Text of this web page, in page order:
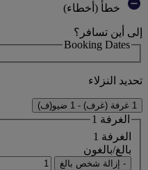
خطأ (أخطاء)
إلى أين تسافر؟
Booking Dates
تحديد النزلاء
1 غرفة (غرف) - 1 ضيو(ف)
الغرفة 1
الغرفة 1
بالغ/بالغون
- إزالة شخص بالغ